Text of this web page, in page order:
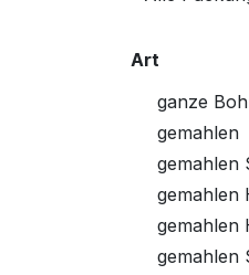
Art
ganze
gemahlen
gemahlen
gemahlen
gemahlen
gemahlen